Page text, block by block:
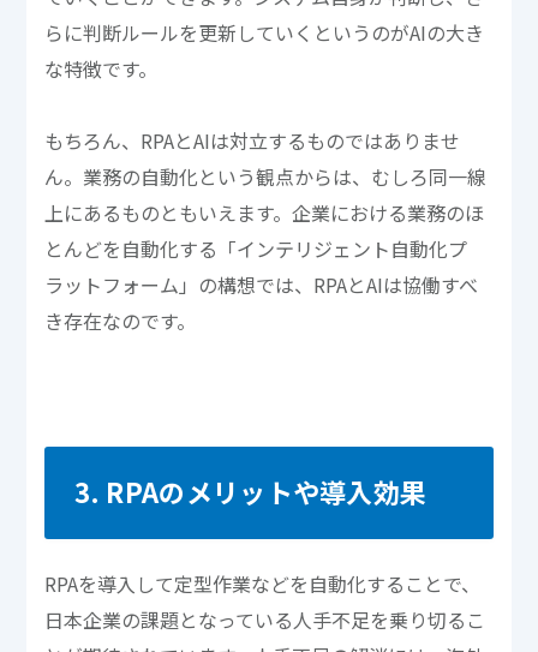
らに判断ルールを更新していくというのがAIの大き
な特徴です。
もちろん、RPAとAIは対立するものではありませ
ん。業務の自動化という観点からは、むしろ同一線
上にあるものともいえます。企業における業務のほ
とんどを自動化する「インテリジェント自動化プ
ラットフォーム」の構想では、RPAとAIは協働すべ
き存在なのです。
3. RPAのメリットや導入効果
RPAを導入して定型作業などを自動化することで、
日本企業の課題となっている人手不足を乗り切るこ